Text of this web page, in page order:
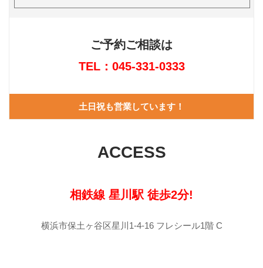
ご予約ご相談は
TEL：045-331-0333
土日祝も営業しています！
ACCESS
相鉄線 星川駅 徒歩2分!
横浜市保土ヶ谷区星川1-4-16 フレシール1階 C